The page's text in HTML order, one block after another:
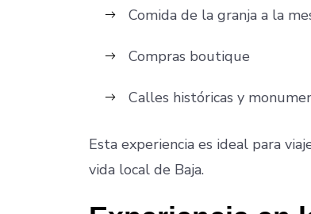
Comida de la granja a la
Compras boutique
Calles históricas y
Esta experiencia es ideal para
vida local de Baja.